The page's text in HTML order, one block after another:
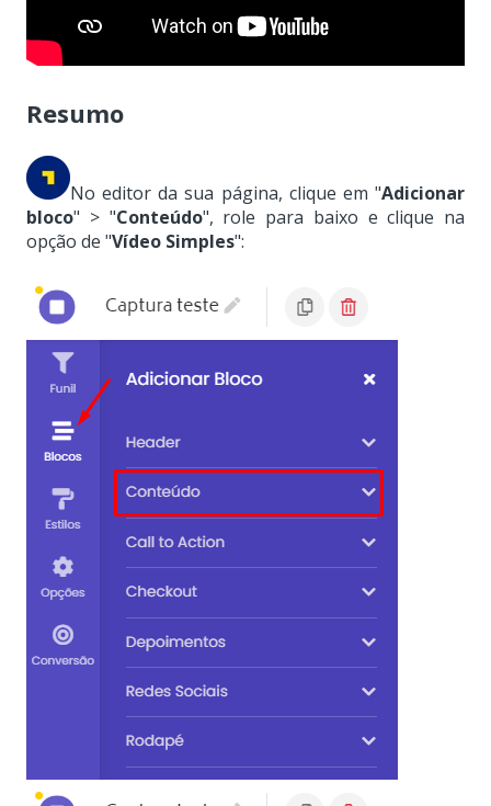
Resumo
No editor da sua página, clique em "Adicionar
bloco" > "Conteúdo", role para baixo e clique na
opção de "Vídeo Simples":